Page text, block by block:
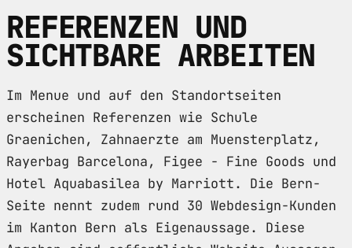
REFERENZEN UND
SICHTBARE ARBEITEN
Im Menue und auf den Standortseiten
erscheinen Referenzen wie Schule
Graenichen, Zahnaerzte am Muensterplatz,
Rayerbag Barcelona, Figee - Fine Goods und
Hotel Aquabasilea by Marriott. Die Bern-
Seite nennt zudem rund 30 Webdesign-Kunden
im Kanton Bern als Eigenaussage. Diese